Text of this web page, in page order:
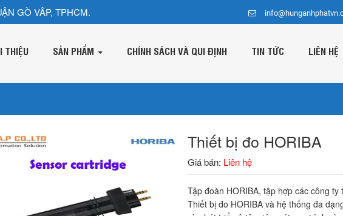
GÒ VÂP, TPHCM.
THIỆU SẢN PHẨM CHÍNH SÁCH VÀ QUI ĐỊNH TIN TỨC LIÊN HỆ
Thiết bị đo HORIBA
Giá bán: Liên hệ
Tập đoàn HORIBA, tập hợp các công
Thiết bị đo HORIBA và hệ thống đa